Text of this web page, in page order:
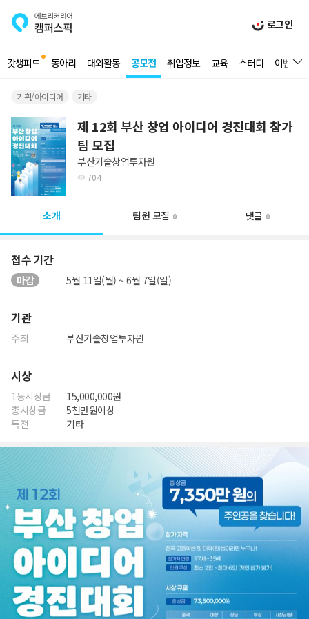
로그인
갓생피드 동아리 대외활동 공모전 취업정보 교육 스터디 이벤트
기획/아이디어 기타
제 12회 부산 창업 아이디어 경진대회 참가
팀 모집
부산기술창업투자원
704
소개 팀원 모집 0 댓글 0
접수 기간
마감 5월 11일(월) ~ 6월 7일(일)
기관
주최 부산기술창업투자원
시상
1등시상금
15,000,000원
총시상금
5천만원이상
특전
기타